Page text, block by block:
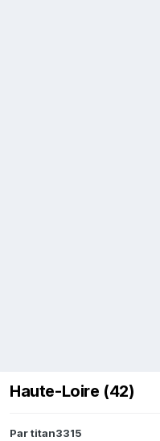
Haute-Loire (42)
Partitan3315